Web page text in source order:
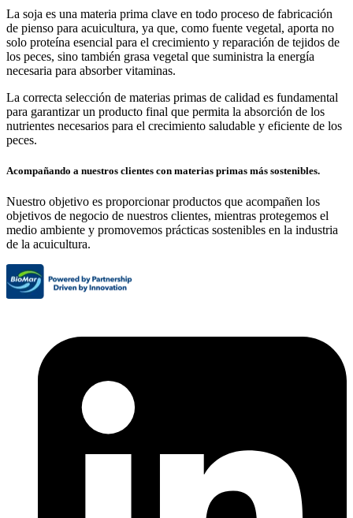
La soja es una materia prima clave en todo proceso de fabricación
de pienso para acuicultura, ya que, como fuente vegetal, aporta no
solo proteína esencial para el crecimiento y reparación de tejidos de
los peces, sino también grasa vegetal que suministra la energía
necesaria para absorber vitaminas.
La correcta selección de materias primas de calidad es fundamental
para garantizar un producto final que permita la absorción de los
nutrientes necesarios para el crecimiento saludable y eficiente de los
peces.
Acompañando a nuestros clientes con materias primas más sostenibles.
Nuestro objetivo es proporcionar productos que acompañen los
objetivos de negocio de nuestros clientes, mientras protegemos el
medio ambiente y promovemos prácticas sostenibles en la industria
de la acuicultura.